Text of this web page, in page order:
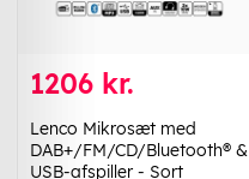
1206 kr.
Lenco Mikrosæt med
DAB+/FM/CD/Bluetooth® &
USB-afspiller - Sort